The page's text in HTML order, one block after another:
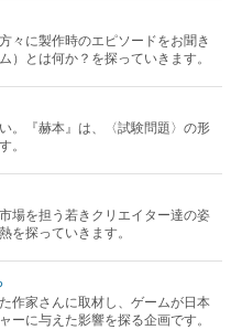
々に製作時のエピソードをお聞き
）とは何か？を探っていきます。
。『赫本』は、〈試験問題〉の形
。
場を担う若きクリエイター達の姿
を探っていきます。
作家さんに取材し、ゲームが日本
ーに与えた影響を探る企画です。